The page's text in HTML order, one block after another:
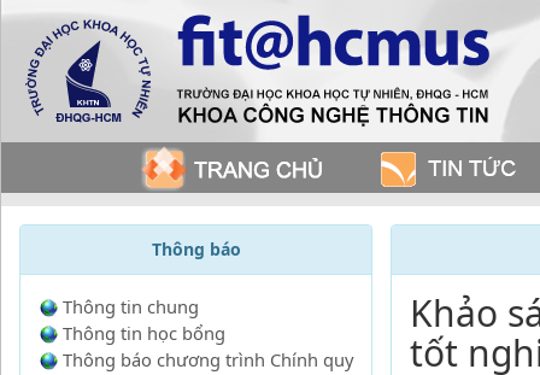
Thông báo
Thông tin chung
Thông tin học bổng
Thông báo chương trình Chính quy
Khảo
tốt